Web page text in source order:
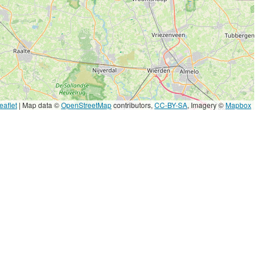
| Map data ©OpenStreetMapcontributors, CC-BY-SA, Imagery ©Mapbox